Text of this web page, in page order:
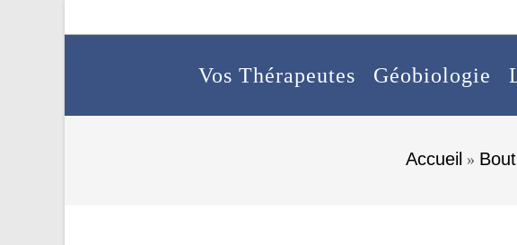
Vos Thérapeutes Géobiologie
Accueil »